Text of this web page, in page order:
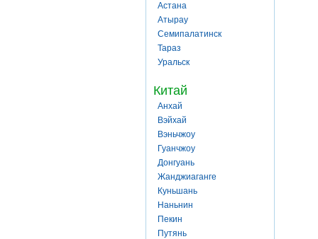
Астана
Атырау
Семипалатинск
Тараз
Уральск
Китай
Анхай
Вэйхай
Вэньчжоу
Гуанчжоу
Донгуань
Жанджиаганге
Куньшань
Наньнин
Пекин
Путянь